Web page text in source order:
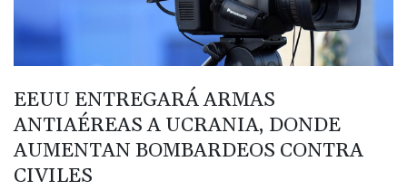
Una niña herida muere y eleva a ocho los fallecidos por el
tiroteo en escuela tailandesa
París obliga a usuarios de patinetas eléctricas a llevar casco
ante aumento de lesiones
Muere el padre de Lionel Messi a los 68 años
Apple y OpenAI escalan su batalla legal por robo de secretos
EEUU ENTREGARÁ ARMAS
ANTIAÉREAS A UCRANIA, DONDE
AUMENTAN BOMBARDEOS CONTRA
CIVILES